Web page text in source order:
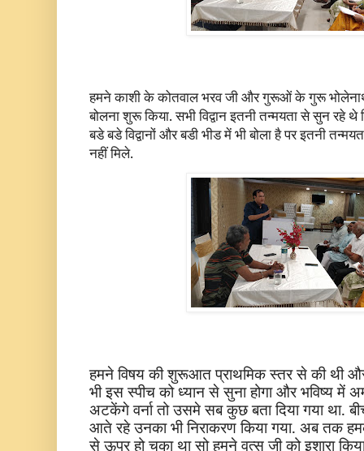
हमने काशी के कोतवाल भरव जी और गुरूओं के गुरू
बोलना शुरू किया. सभी विद्वान इतनी तन्मयता से सुन रहे
बडे बडे विद्वानों और बडी भीड में भी बोला है पर इतनी
नहीं मिले.
हमने विषय की शुरूआत प्राथमिक स्तर से की थी
भी इस स्पीच को ध्यान से सुना होगा और भविष्य में
अटकेंगे वर्ना तो उसमे सब कुछ बता दिया गया था.
आते रहे उनका भी निराकरण किया गया. अब तक
से ऊपर हो चुका था सो हमने वत्स जी को इशारा